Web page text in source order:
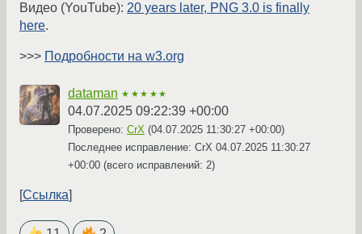
Видео (YouTube): 20 years later, PNG 3.0 is finally
here.
>>> Подробности на w3.org
dataman ★★★★★
04.07.2025 09:22:39 +00:00
Проверено: CrX (04.07.2025 11:30:27 +00:00)
Последнее исправление: CrX 04.07.2025 11:30:27
+00:00 (всего исправлений: 2)
Ссылка